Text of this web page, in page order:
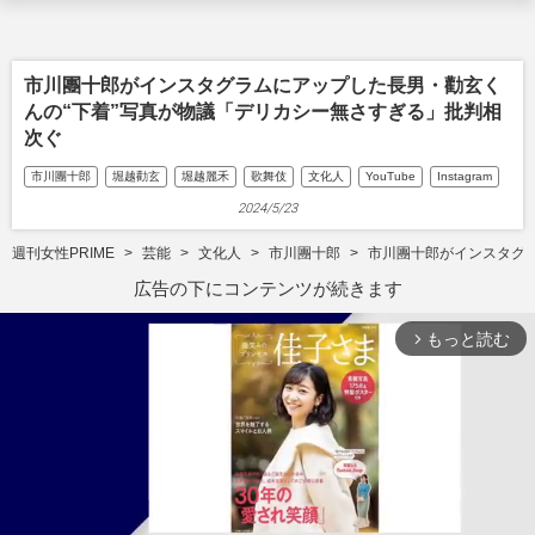
市川團十郎がインスタグラムにアップした長男・勸玄く
んの“下着”写真が物議「デリカシー無さすぎる」批判相
次ぐ
市川團十郎 堀越勸玄 堀越麗禾 歌舞伎 文化人 YouTube Instagram
2024/5/23
週刊女性PRIME 芸能 文化人 市川團十郎 市川團十郎がインスタグ
広告の下にコンテンツが続きます
arrow_forward_ios もっと読む